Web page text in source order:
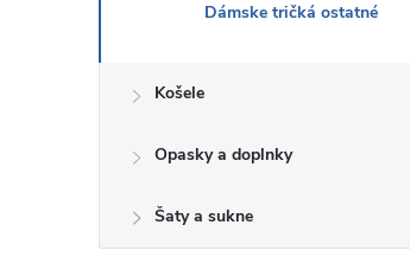
Dámske tričká ostatné
Košele
Opasky a doplnky
Šaty a sukne